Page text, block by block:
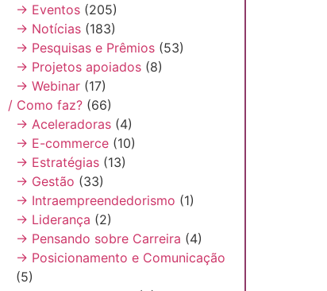
→ Eventos (205)
→ Notícias (183)
→ Pesquisas e Prêmios (53)
→ Projetos apoiados (8)
→ Webinar (17)
/ Como faz? (66)
→ Aceleradoras (4)
→ E-commerce (10)
→ Estratégias (13)
→ Gestão (33)
→ Intraempreendedorismo (1)
→ Liderança (2)
→ Pensando sobre Carreira (4)
→ Posicionamento e Comunicação
(5)